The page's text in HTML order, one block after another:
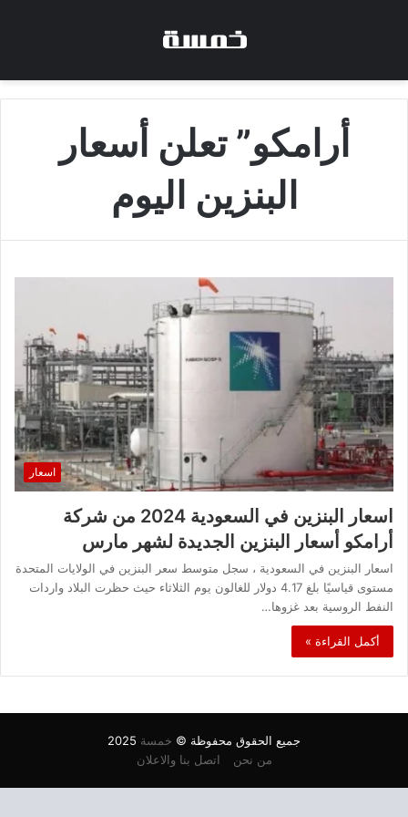
أرامكو” تعلن أسعار
البنزين اليوم
اسعار
اسعار البنزين في السعودية 2024 من شركة
أرامكو أسعار البنزين الجديدة لشهر مارس
اسعار البنزين في السعودية ، سجل متوسط ​​سعر البنزين في الولايات المتحدة
مستوى قياسيًا بلغ 4.17 دولار للغالون يوم الثلاثاء حيث حظرت البلاد واردات
النفط الروسية بعد غزوها…
أكمل القراءة »
جميع الحقوق محفوظة © خمسة
من نحن
اتصل بنا والاعلان